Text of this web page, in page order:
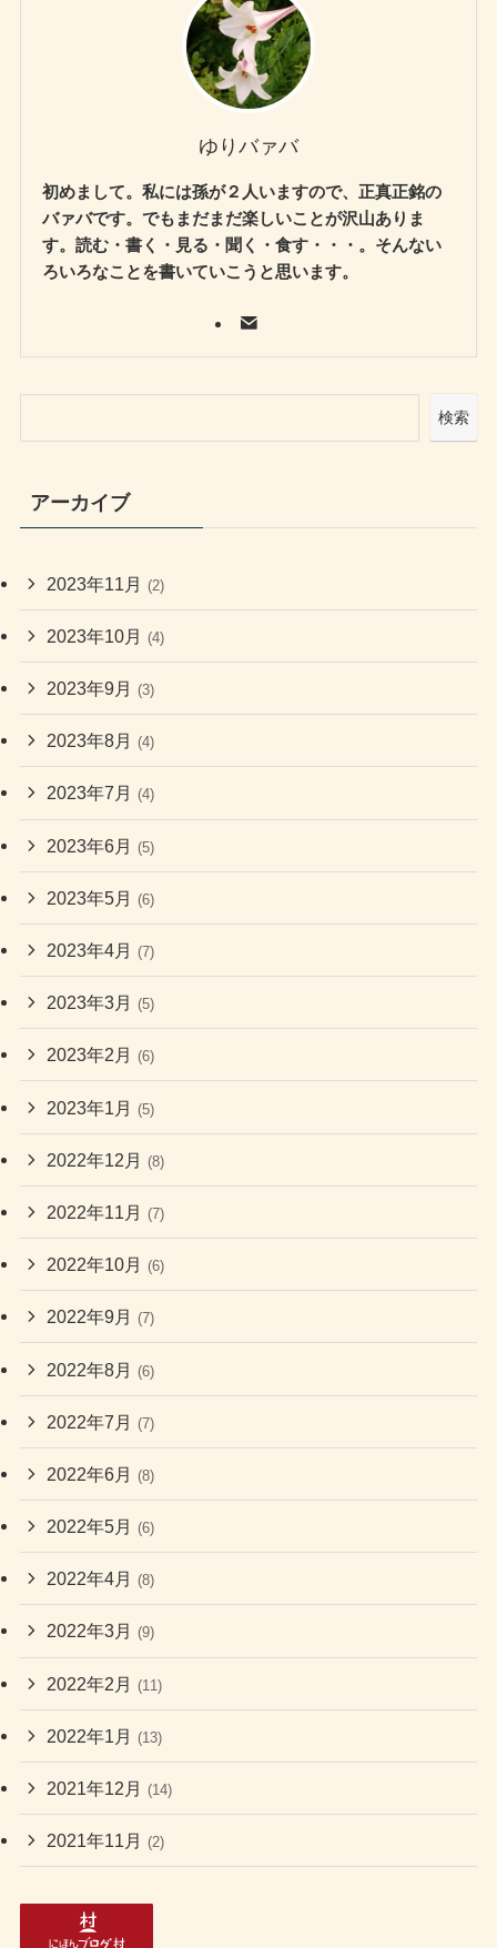
ゆりバァバ
初めまして。私には孫が２人いますので、正真正銘の
バァバです。でもまだまだ楽しいことが沢山ありま
す。読む・書く・見る・聞く・食す・・・。そんない
ろいろなことを書いていこうと思います。
検索
アーカイブ
2023年11月 (2)
2023年10月 (4)
2023年9月 (3)
2023年8月 (4)
2023年7月 (4)
2023年6月 (5)
2023年5月 (6)
2023年4月 (7)
2023年3月 (5)
2023年2月 (6)
2023年1月 (5)
2022年12月 (8)
2022年11月 (7)
2022年10月 (6)
2022年9月 (7)
2022年8月 (6)
2022年7月 (7)
2022年6月 (8)
2022年5月 (6)
2022年4月 (8)
2022年3月 (9)
2022年2月 (11)
2022年1月 (13)
2021年12月 (14)
2021年11月 (2)